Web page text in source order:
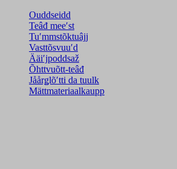
Ouddseidd
Teâđ meeʹst
Tuʹmmstõktuâjj
Vasttõsvuuʹd
Ääiʹjpoddsaž
Õhttvuõtt-teâđ
Jåårǥlõʹtti da tuulk
Mättmateriaalkaupp